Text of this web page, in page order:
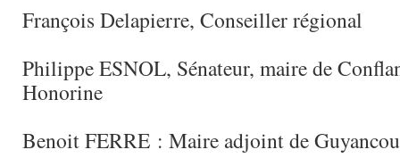
François Delapierre, Conseiller régional
Philippe ESNOL, Sénateur, maire de
Honorine
Benoit FERRE : Maire adjoint de